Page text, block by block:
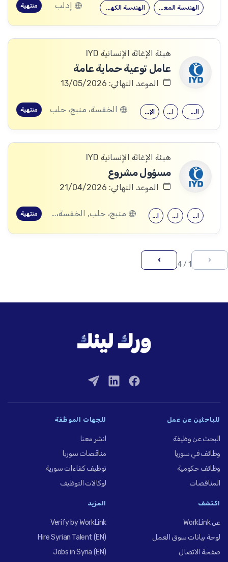
الهندسة الكهربائية الهندسة المعمارية إدلب منتهية
هيئة الإغاثة الإنسانية IYD
عامل توعية حماية عامة
الموعد النهائي: 13/05/2026
الإرشاد النفسي الحقوق العلوم الاجتماعية الخفسة، منبج، حلب منتهية
هيئة الإغاثة الإنسانية IYD
مسؤول مشروع
الموعد النهائي: 21/04/2026
الهندسة المدنية الهندسة المعمارية الهندسة الميكانيكية منبج، حلب, الخفسة، منبج، حلب منتهية
‹
1 / 4
›
للباحثين عن عمل
البحث عن وظيفة
وظائف في سوريا
وظائف حكومية
المناقصات
للجهات الموظِّفة
انشر معنا
مناقصات سوريا
توظيف كفاءات سورية
لوكالات التوظيف
اكتشف
عن WorkLink
لوحة بيانات سوق العمل
صفحة الاتصال
المزيد
Verify by WorkLink
Hire Syrian Talent (EN)
Jobs in Syria (EN)